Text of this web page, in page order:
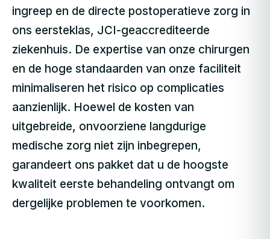
ingreep en de directe postoperatieve zorg in
ons eersteklas, JCI-geaccrediteerde
ziekenhuis. De expertise van onze chirurgen
en de hoge standaarden van onze faciliteit
minimaliseren het risico op complicaties
aanzienlijk. Hoewel de kosten van
uitgebreide, onvoorziene langdurige
medische zorg niet zijn inbegrepen,
garandeert ons pakket dat u de hoogste
kwaliteit eerste behandeling ontvangt om
dergelijke problemen te voorkomen.